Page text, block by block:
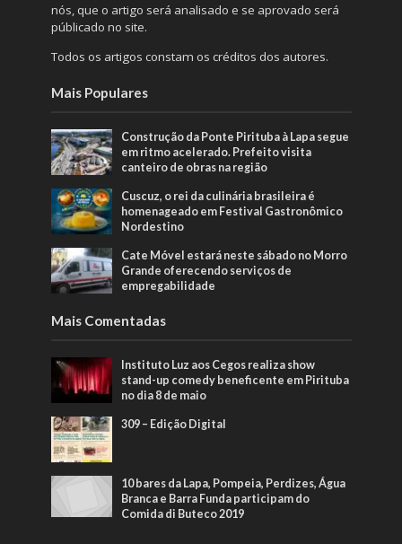
nós, que o artigo será analisado e se aprovado será
públicado no site.
Todos os artigos constam os créditos dos autores.
Mais Populares
Construção da Ponte Pirituba à Lapa segue
em ritmo acelerado. Prefeito visita
canteiro de obras na região
Cuscuz, o rei da culinária brasileira é
homenageado em Festival Gastronômico
Nordestino
Cate Móvel estará neste sábado no Morro
Grande oferecendo serviços de
empregabilidade
Mais Comentadas
Instituto Luz aos Cegos realiza show
stand-up comedy beneficente em Pirituba
no dia 8 de maio
309 – Edição Digital
10 bares da Lapa, Pompeia, Perdizes, Água
Branca e Barra Funda participam do
Comida di Buteco 2019